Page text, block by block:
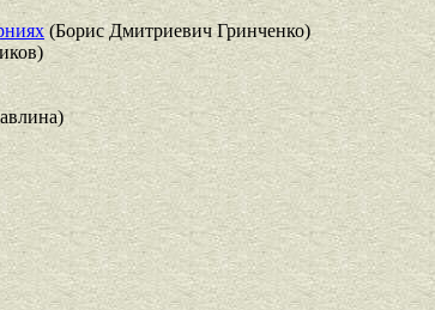
(Борис Дмитриевич Гринченко)